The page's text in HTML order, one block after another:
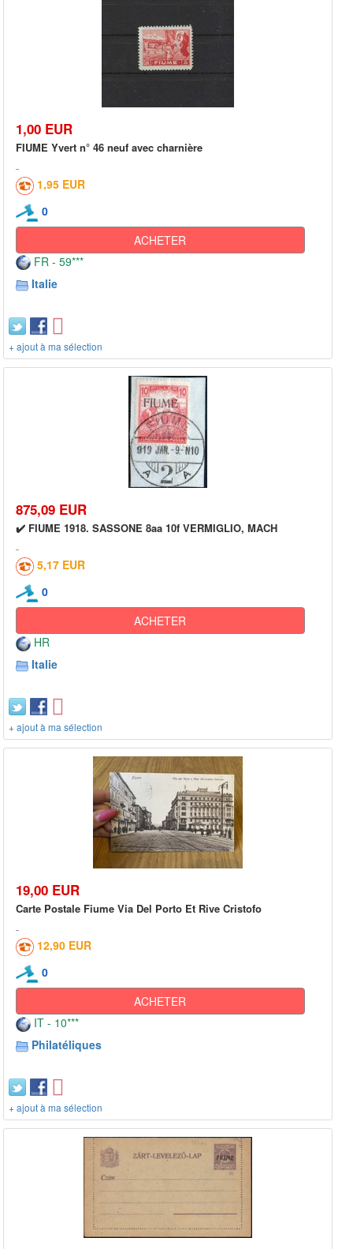
1,00 EUR
FIUME Yvert n° 46 neuf avec charnière
1,95 EUR
0
ACHETER
FR - 59***
Italie
+ ajout à ma sélection
875,09 EUR
✔️ FIUME 1918. SASSONE 8aa 10f VERMIGLIO, MACH
5,17 EUR
0
ACHETER
HR
Italie
+ ajout à ma sélection
19,00 EUR
Carte Postale Fiume Via Del Porto Et Rive Cristofo
12,90 EUR
0
ACHETER
IT - 10***
Philatéliques
+ ajout à ma sélection